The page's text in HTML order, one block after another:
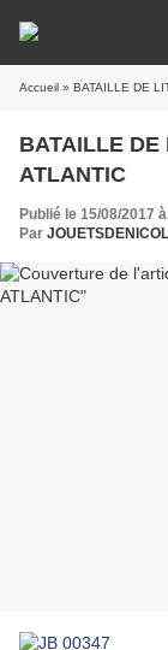
Accueil » BATAILLE DE
BATAILLE DE
ATLANTIC
Publié le 15/08/2017
Par